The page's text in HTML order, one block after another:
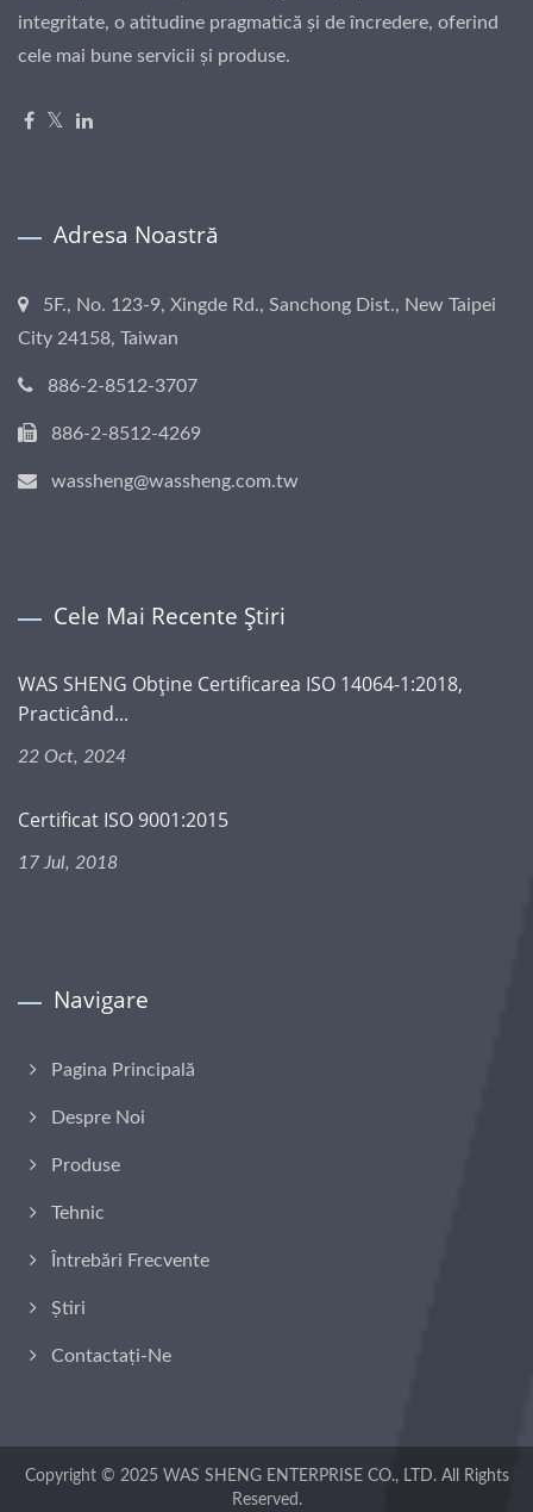
integritate, o atitudine pragmatică și de încredere, oferind
cele mai bune servicii și produse.
Adresa Noastră
5F., No. 123-9, Xingde Rd., Sanchong Dist., New Taipei
City 24158, Taiwan
886-2-8512-3707
886-2-8512-4269
wassheng@wassheng.com.tw
Cele Mai Recente Știri
WAS SHENG Obține Certificarea ISO 14064-1:2018,
Practicând...
22 Oct, 2024
Certificat ISO 9001:2015
17 Jul, 2018
Navigare
Pagina Principală
Despre Noi
Produse
Tehnic
Întrebări Frecvente
Știri
Contactați-Ne
Copyright © 2025 WAS SHENG ENTERPRISE CO., LTD.All Rights
Reserved.